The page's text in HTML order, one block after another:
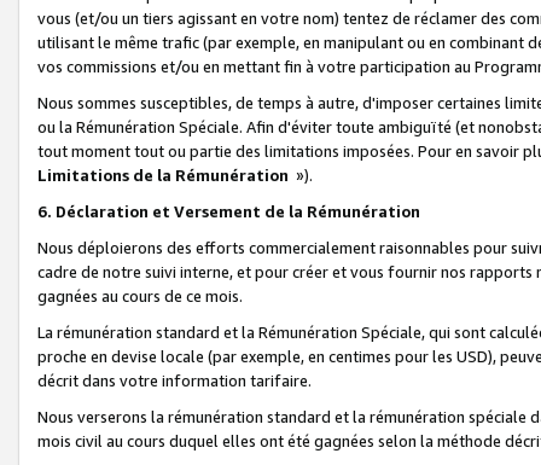
vous (et/ou un tiers agissant en votre nom) tentez de réclamer des
utilisant le même trafic (par exemple, en manipulant ou en combinant
vos commissions et/ou en mettant fin à votre participation au
Nous sommes susceptibles, de temps à autre, d'imposer certaines
ou la Rémunération Spéciale. Afin d'éviter toute ambiguïté (et
tout moment tout ou partie des limitations imposées. Pour en savoir
Limitations de la Rémunération »).
6. Déclaration et Versement de la Rémunération
Nous déploierons des efforts commercialement raisonnables pour
cadre de notre suivi interne, et pour créer et vous fournir nos
gagnées au cours de ce mois.
La rémunération standard et la Rémunération Spéciale, qui sont
proche en devise locale (par exemple, en centimes pour les USD),
décrit dans votre information tarifaire.
Nous verserons la rémunération standard et la rémunération spéciale
mois civil au cours duquel elles ont été gagnées selon la méthode